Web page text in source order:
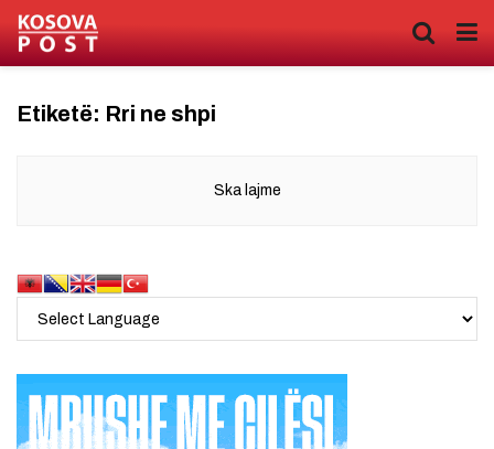
Etiketë: Rri ne shpi
Ska lajme